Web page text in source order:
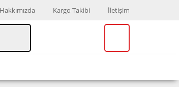
Hakkımızda Kargo Takibi İletişim